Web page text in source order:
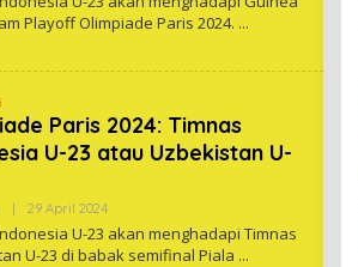
Playoff Olimpiade Paris 2024.
Paris 2024: Timnas
U-23 atau Uzbekistan U-
| 29 April 2024Oleh
U-23 akan menghadapi Timnas
U-23 di babak semifinal Piala